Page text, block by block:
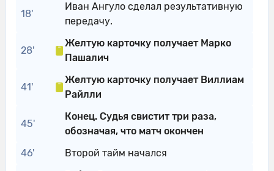
18'
Иван Ангуло сделал результативную
передачу.
28'
Желтую карточку получает Марко
Пашалич
41'
Желтую карточку получает Виллиам
Райлли
45'
Конец. Судья свистит три раза,
обозначая, что матч окончен
46'
Второй тайм начался